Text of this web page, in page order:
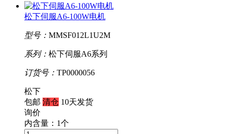
松下伺服A6-100W电机
型号： MMSF012L1U2M
系列： 松下伺服A6系列
订货号： TP0000056
松下
包邮 清仓 10天发货
询价
内含量：1个